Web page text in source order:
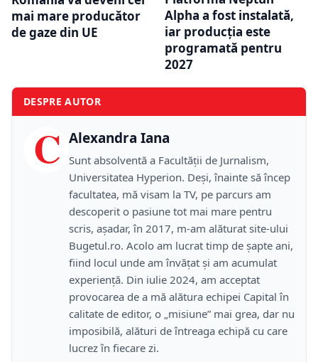
mai mare producător
de gaze din UE
Alpha a fost instalată,
iar producția este
programată pentru
2027
DESPRE AUTOR
C Alexandra Iana
Sunt absolventă a Facultății de Jurnalism,
Universitatea Hyperion. Deși, înainte să încep
facultatea, mă visam la TV, pe parcurs am
descoperit o pasiune tot mai mare pentru
scris, așadar, în 2017, m-am alăturat site-ului
Bugetul.ro. Acolo am lucrat timp de șapte ani,
fiind locul unde am învățat și am acumulat
experiență. Din iulie 2024, am acceptat
provocarea de a mă alătura echipei Capital în
calitate de editor, o „misiune” mai grea, dar nu
imposibilă, alături de întreaga echipă cu care
lucrez în fiecare zi.